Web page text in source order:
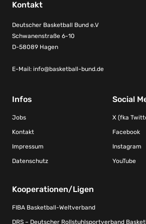
Kontakt
Deutscher Basketball Bund e.V
Schwanenstraße 6-10
D-58089 Hagen
E-Mail: info@basketball-bund.de
Infos
Jobs
Kontakt
Impressum
Datenschutz
Social
X (fka
Facebook
Instagram
YouTube
Kooperationen/Ligen
FIBA Basketball-Weltverband
DRS – Deutscher Rollstuhlsportverband